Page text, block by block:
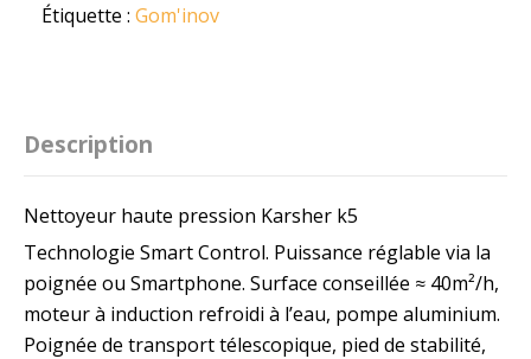
Étiquette : Gom'inov
Description
Nettoyeur haute pression Karsher k5
Technologie Smart Control. Puissance réglable via la
poignée ou Smartphone. Surface conseillée ≈ 40m²/h,
moteur à induction refroidi à l’eau, pompe aluminium.
Poignée de transport télescopique, pied de stabilité,